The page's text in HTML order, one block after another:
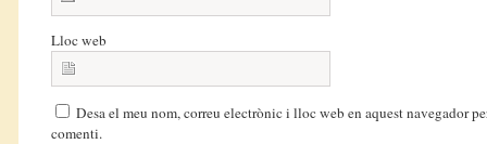
Lloc web
Desa el meu nom, correu electrònic i lloc web en aquest navegador
comenti.